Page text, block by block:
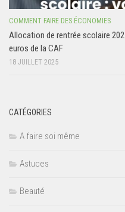
COMMENT FAIRE DES ÉCONOMIES
Allocation de rentrée scolaire
euros de la CAF
18 JUILLET 2025
CATÉGORIES
A faire soi même
Astuces
Beauté